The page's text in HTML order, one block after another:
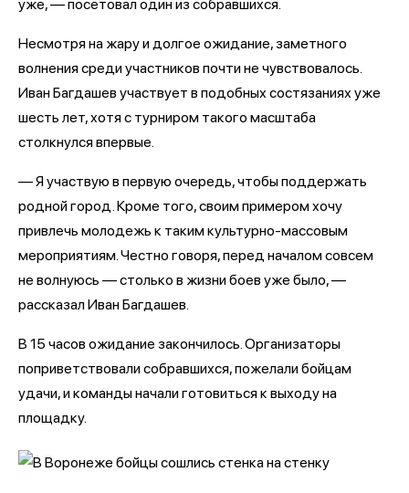
уже, — посетовал один из собравшихся.
Несмотря на жару и долгое ожидание, заметного
волнения среди участников почти не чувствовалось.
Иван Багдашев участвует в подобных состязаниях уже
шесть лет, хотя с турниром такого масштаба
столкнулся впервые.
— Я участвую в первую очередь, чтобы поддержать
родной город. Кроме того, своим примером хочу
привлечь молодежь к таким культурно-массовым
мероприятиям. Честно говоря, перед началом совсем
не волнуюсь — столько в жизни боев уже было, —
рассказал Иван Багдашев.
В 15 часов ожидание закончилось. Организаторы
поприветствовали собравшихся, пожелали бойцам
удачи, и команды начали готовиться к выходу на
площадку.